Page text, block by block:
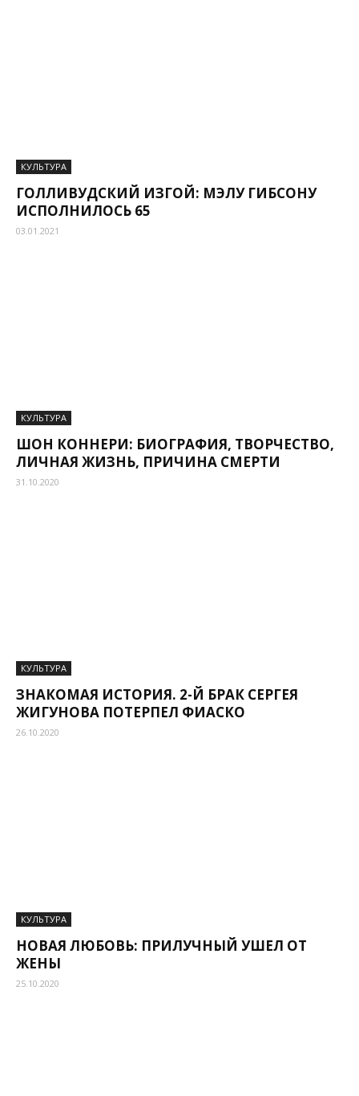
КУЛЬТУРА
ГОЛЛИВУДСКИЙ ИЗГОЙ: МЭЛУ ГИБСОНУ
ИСПОЛНИЛОСЬ 65
03.01.2021
КУЛЬТУРА
ШОН КОННЕРИ: БИОГРАФИЯ, ТВОРЧЕСТВО,
ЛИЧНАЯ ЖИЗНЬ, ПРИЧИНА СМЕРТИ
31.10.2020
КУЛЬТУРА
ЗНАКОМАЯ ИСТОРИЯ. 2-Й БРАК СЕРГЕЯ
ЖИГУНОВА ПОТЕРПЕЛ ФИАСКО
26.10.2020
КУЛЬТУРА
НОВАЯ ЛЮБОВЬ: ПРИЛУЧНЫЙ УШЕЛ ОТ
ЖЕНЫ
25.10.2020